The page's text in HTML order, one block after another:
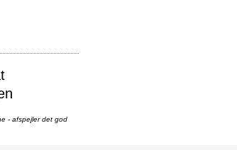
- afspejler det god